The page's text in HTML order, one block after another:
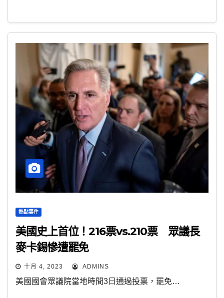
熱點事件
美國史上首位！216票vs.210票 眾議長
麥卡錫慘遭罷免
十月 4, 2023 ADMINS
美國國會眾議院當地時間3日通過投票，罷免…